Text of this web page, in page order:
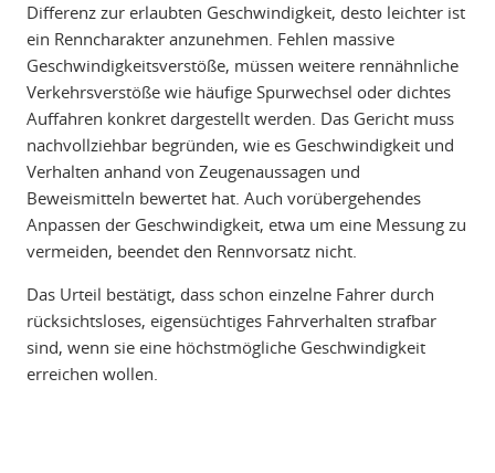
Differenz zur erlaubten Geschwindigkeit, desto leichter ist
ein Renncharakter anzunehmen. Fehlen massive
Geschwindigkeitsverstöße, müssen weitere rennähnliche
Verkehrsverstöße wie häufige Spurwechsel oder dichtes
Auffahren konkret dargestellt werden. Das Gericht muss
nachvollziehbar begründen, wie es Geschwindigkeit und
Verhalten anhand von Zeugenaussagen und
Beweismitteln bewertet hat. Auch vorübergehendes
Anpassen der Geschwindigkeit, etwa um eine Messung zu
vermeiden, beendet den Rennvorsatz nicht.
Das Urteil bestätigt, dass schon einzelne Fahrer durch
rücksichtsloses, eigensüchtiges Fahrverhalten strafbar
sind, wenn sie eine höchstmögliche Geschwindigkeit
erreichen wollen.